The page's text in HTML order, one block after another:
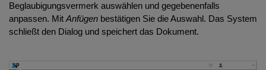
Beglaubigungsvermerk auswählen und gegebenenfalls
anpassen. Mit Anfügen bestätigen Sie die Auswahl. Das System
schließt den Dialog und speichert das Dokument.